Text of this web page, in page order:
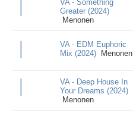
VA - Something
Greater (2024)
Menonen
VA - EDM Euphoric
Mix (2024)
Menonen
VA - Deep House In
Your Dreams (2024)
Menonen